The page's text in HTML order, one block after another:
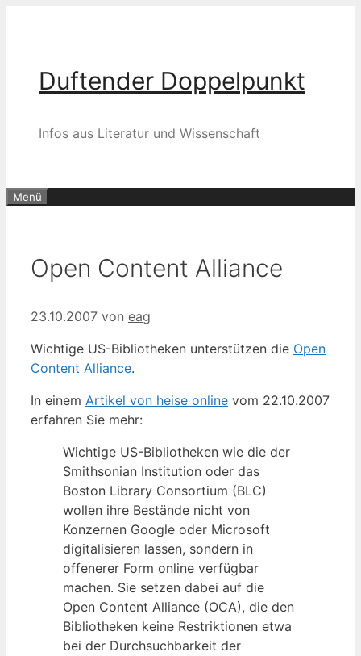
Duftender Doppelpunkt
Infos aus Literatur und Wissenschaft
Menü
Open Content Alliance
23.10.2007 von eag
Wichtige US-Bibliotheken unterstützen die Open
Content Alliance.
In einem Artikel von heise online vom 22.10.2007
erfahren Sie mehr:
Wichtige US-Bibliotheken wie die der
Smithsonian Institution oder das
Boston Library Consortium (BLC)
wollen ihre Bestände nicht von
Konzernen Google oder Microsoft
digitalisieren lassen, sondern in
offenerer Form online verfügbar
machen. Sie setzen dabei auf die
Open Content Alliance (OCA), die den
Bibliotheken keine Restriktionen etwa
bei der Durchsuchbarkeit der